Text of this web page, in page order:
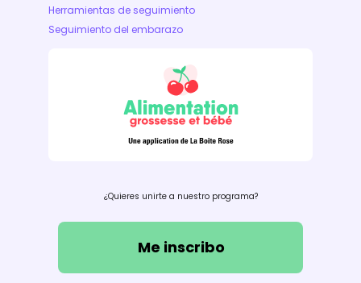
Herramientas de seguimiento
Seguimiento del embarazo
¿Quieres unirte a nuestro programa?
Me inscribo